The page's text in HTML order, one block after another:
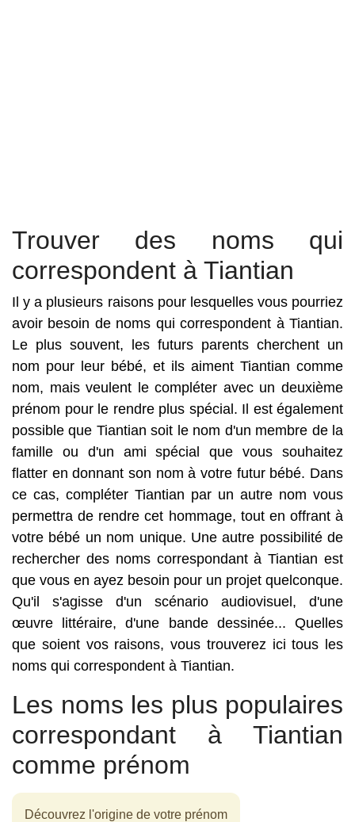
Trouver des noms qui
correspondent à Tiantian
Il y a plusieurs raisons pour lesquelles vous pourriez
avoir besoin de noms qui correspondent à Tiantian.
Le plus souvent, les futurs parents cherchent un
nom pour leur bébé, et ils aiment Tiantian comme
nom, mais veulent le compléter avec un deuxième
prénom pour le rendre plus spécial. Il est également
possible que Tiantian soit le nom d'un membre de la
famille ou d'un ami spécial que vous souhaitez
flatter en donnant son nom à votre futur bébé. Dans
ce cas, compléter Tiantian par un autre nom vous
permettra de rendre cet hommage, tout en offrant à
votre bébé un nom unique. Une autre possibilité de
rechercher des noms correspondant à Tiantian est
que vous en ayez besoin pour un projet quelconque.
Qu'il s'agisse d'un scénario audiovisuel, d'une
œuvre littéraire, d'une bande dessinée... Quelles
que soient vos raisons, vous trouverez ici tous les
noms qui correspondent à Tiantian.
Les noms les plus populaires
correspondant à Tiantian
comme prénom
Découvrez l'origine de votre prénom